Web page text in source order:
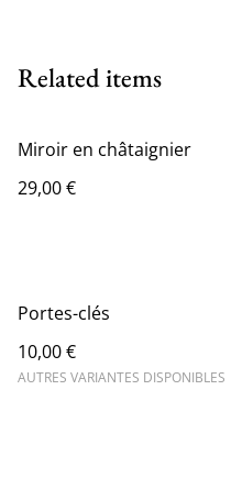
Related items
Miroir en châtaignier
29,00 €
Portes-clés
10,00 €
AUTRES VARIANTES DISPONIBLES